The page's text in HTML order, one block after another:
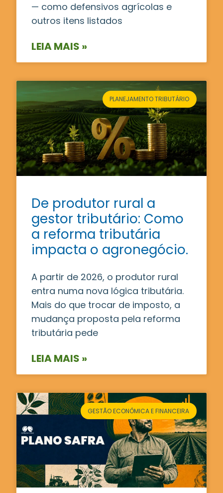
— como defensivos agrícolas e
outros itens listados
LEIA MAIS »
PLANEJAMENTO TRIBUTÁRIO
De produtor rural a
gestor tributário: Como
a reforma tributária
impacta o agronegócio.
A partir de 2026, o produtor rural
entra numa nova lógica tributária.
Mais do que trocar de imposto, a
mudança proposta pela reforma
tributária pede
LEIA MAIS »
GESTÃO ECONÔMICA E FINANCEIRA